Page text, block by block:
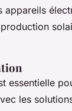
appareils
essentielle
les